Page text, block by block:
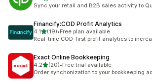
Sync your retail and B2B sales activity to
Financify:COD Profit Analytics
4.1out of 5 stars
(19)
19 total reviews
•Free plan available
Real-time COD-first profit analytics to
Exact Online Bookkeeping
4.2out of 5 stars
(20)
20 total reviews
•Free trial available
Order synchonization to your bookkeeping